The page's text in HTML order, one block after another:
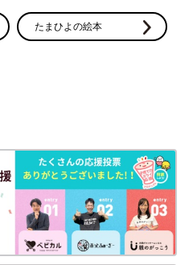
たまひよの絵本